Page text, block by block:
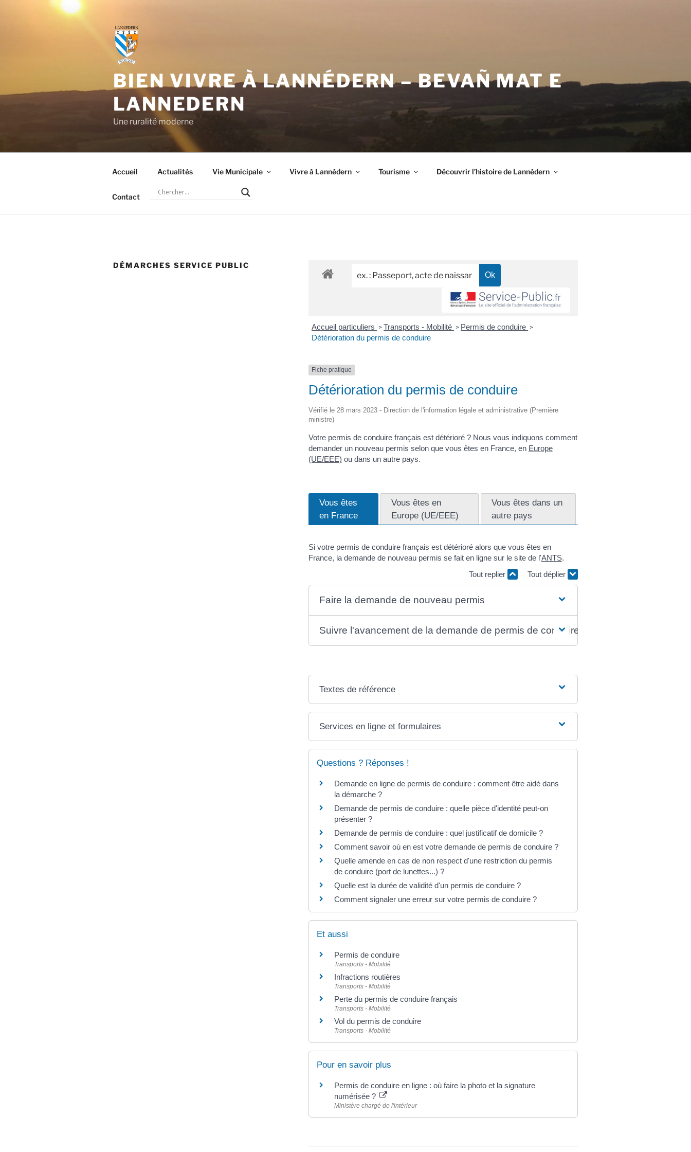
BIEN VIVRE À LANNÉDERN – BEVAÑ MAT E
LANNEDERN
Une ruralité moderne
Accueil Actualités Vie Municipale Vivre à Lannédern Tourisme Découvrir l’histoire de Lannédern
Contact
DÉMARCHES SERVICE PUBLIC
Accueil particuliers >Transports - Mobilité > Permis de conduire >
Détérioration du permis de conduire
Fiche pratique
Détérioration du permis de conduire
Vérifié le 28 mars 2023 - Direction de l'information légale et administrative (Première
ministre)
Votre permis de conduire français est détérioré ? Nous vous indiquons comment
demander un nouveau permis selon que vous êtes en France, en Europe
(UE/EEE) ou dans un autre pays.
Vous êtes
en France
Vous êtes en
Europe (UE/EEE)
Vous êtes dans un
autre pays
Si votre permis de conduire français est détérioré alors que vous êtes en
France, la demande de nouveau permis se fait en ligne sur le site de l'ANTS.
Tout replier
Tout déplier
Faire la demande de nouveau permis
Suivre l'avancement de la demande de permis de conduire
Textes de référence
Services en ligne et formulaires
Questions ? Réponses !
Demande en ligne de permis de conduire : comment être aidé dans
la démarche ?
Demande de permis de conduire : quelle pièce d'identité peut-on
présenter ?
Demande de permis de conduire : quel justificatif de domicile ?
Comment savoir où en est votre demande de permis de conduire ?
Quelle amende en cas de non respect d'une restriction du permis
de conduire (port de lunettes...) ?
Quelle est la durée de validité d'un permis de conduire ?
Comment signaler une erreur sur votre permis de conduire ?
Et aussi
Permis de conduire
Transports - Mobilité
Infractions routières
Transports - Mobilité
Perte du permis de conduire français
Transports - Mobilité
Vol du permis de conduire
Transports - Mobilité
Pour en savoir plus
Permis de conduire en ligne : où faire la photo et la signature
numérisée ?
Ministère chargé de l'intérieur